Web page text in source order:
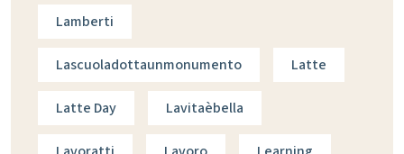
Lamberti
Lascuoladottaunmonumento Latte
Latte Day Lavitaèbella